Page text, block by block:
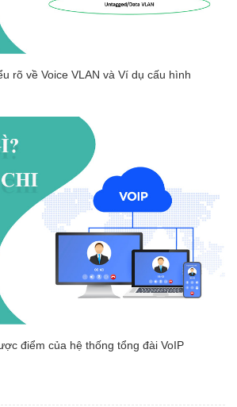
rõ về Voice VLAN và Ví dụ cấu hình
điểm của hệ thống tổng đài VoIP